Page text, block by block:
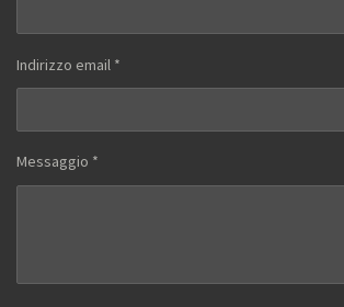
Indirizzo email *
Messaggio *